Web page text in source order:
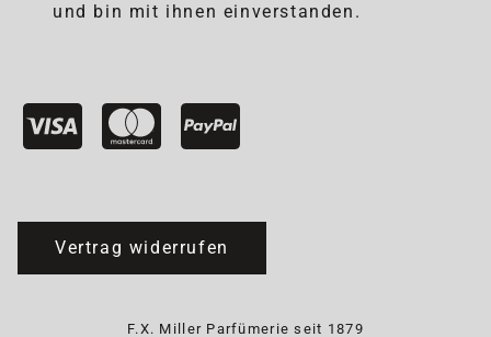
und bin mit ihnen einverstanden.
Vertrag widerrufen
F.X. Miller Parfümerie seit 1879